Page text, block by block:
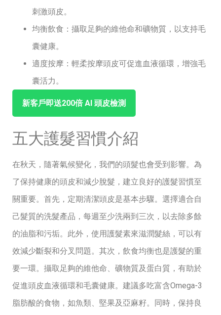
刺激頭皮。
均衡飲食：攝取足夠的維他命和礦物質，以支持毛
囊健康。
適度按摩：輕柔按摩頭皮可促進血液循環，增強毛
囊活力。
新客戶即送200倍⁣ ⁤AI ‌頭皮檢測
五大護髮習慣介紹
在秋天，隨著氣候變化，我們的頭髮也會受到影響。為
了保持健康的頭皮和減少脫髮，建立良好的護髮習慣至
關重要。首先，定期清潔頭皮是基本步驟。選擇適合自
己髮質的洗髮產品，每週至少洗兩到三次，以去除多餘
的油脂和污垢。此外，使用護髮素來滋潤髮絲，可以有
效減少斷裂和分叉問題。其次，飲食均衡也是護髮的重
要一環。攝取足夠的維他命、礦物質及蛋白質，有助於
促進頭皮血液循環和毛囊健康。建議多吃富含Omega-3
脂肪酸的食物，如魚類、堅果及亞麻籽。同時，保持良